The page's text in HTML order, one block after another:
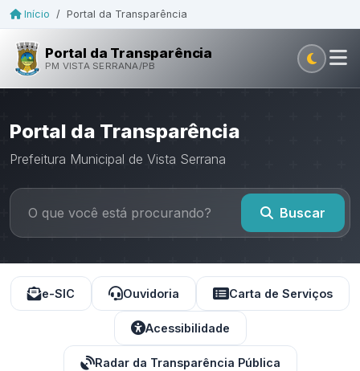
Início / Portal da Transparência
Portal da Transparência
PM VISTA SERRANA/PB
Portal da Transparência
Prefeitura Municipal de Vista Serrana
Buscar
e-SIC Ouvidoria Carta de Serviços
Acessibilidade
Radar da Transparência Pública